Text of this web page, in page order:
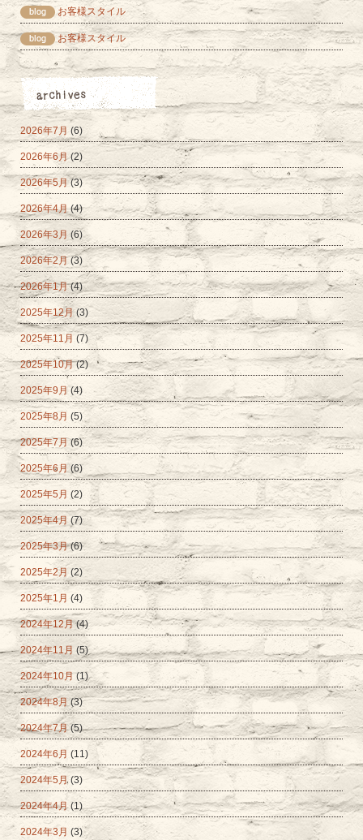
お客様スタイル
お客様スタイル
2026年7月 (6)
2026年6月(2)
2026年5月 (3)
2026年4月(4)
2026年3月 (6)
2026年2月(3)
2026年1月(4)
2025年12月 (3)
2025年11月 (7)
2025年10月(2)
2025年9月 (4)
2025年8月 (5)
2025年7月 (6)
2025年6月 (6)
2025年5月 (2)
2025年4月 (7)
2025年3月(6)
2025年2月 (2)
2025年1月 (4)
2024年12月(4)
2024年11月 (5)
2024年10月(1)
2024年8月(3)
2024年7月(5)
2024年6月 (11)
2024年5月 (3)
2024年4月(1)
2024年3月 (3)